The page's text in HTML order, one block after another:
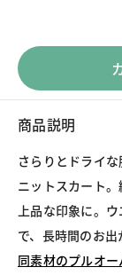
商品説明
さらりとドライ
ニットスカート
上品な印象に。
同素材のプルオ